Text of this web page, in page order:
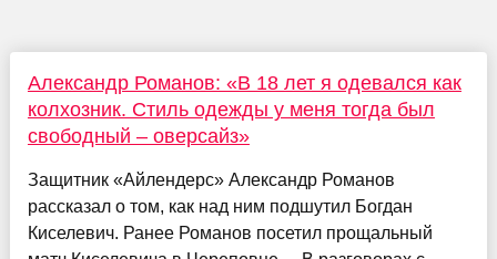
Александр Романов: «В 18 лет я одевался как
колхозник. Стиль одежды у меня тогда был
свободный – оверсайз»
Защитник «Айлендерс» Александр Романов
рассказал о том, как над ним подшутил Богдан
Киселевич. Ранее Романов посетил прощальный